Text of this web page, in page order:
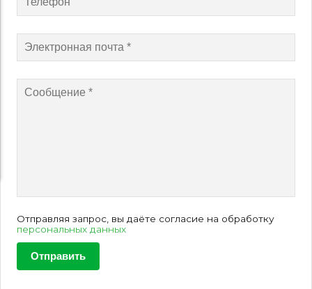
Отправляя запрос, вы даёте согласие на обработку
персональных данных